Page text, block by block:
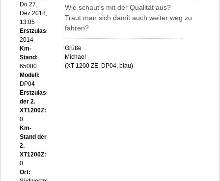
Do 27.
Dez 2018,
13:05
Erstzulassung:
2014
Km-
Stand:
65000
Modell:
DP04
Erstzulassung
der 2.
XT1200Z:
0
Km-
Stand der
2.
XT1200Z:
0
Ort:
Wie schaut's mit der Qualität aus?
Traut man sich damit auch weiter weg zu
fahren?
Grüße
Michael
(XT 1200 ZE, DP04, blau)